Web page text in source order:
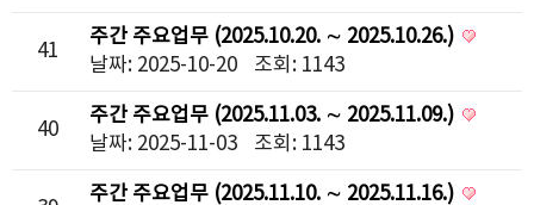
41
주간 주요업무 (2025.10.20. ∼ 2025.10.26.)
날짜: 2025-10-20
조회: 1143
40
주간 주요업무 (2025.11.03. ∼ 2025.11.09.)
날짜: 2025-11-03
조회: 1143
주간 주요업무 (2025.11.10. ∼ 2025.11.16.)